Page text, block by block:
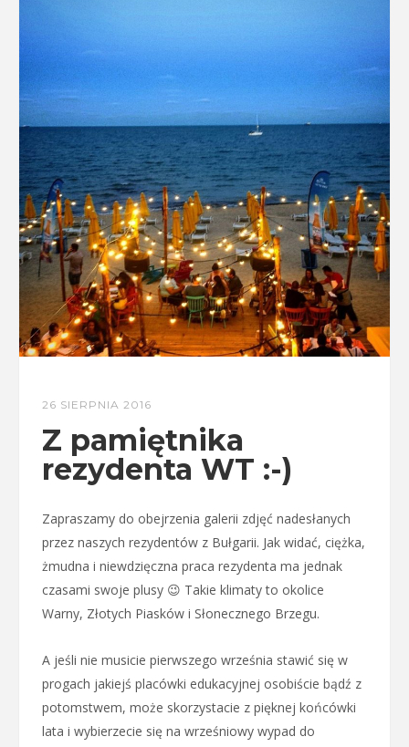
26 SIERPNIA 2016
Z pamiętnika
rezydenta WT :-)
Zapraszamy do obejrzenia galerii zdjęć nadesłanych
przez naszych rezydentów z Bułgarii. Jak widać, ciężka,
żmudna i niewdzięczna praca rezydenta ma jednak
czasami swoje plusy 😉 Takie klimaty to okolice
Warny, Złotych Piasków i Słonecznego Brzegu.
A jeśli nie musicie pierwszego września stawić się w
progach jakiejś placówki edukacyjnej osobiście bądź z
potomstwem, może skorzystacie z pięknej końcówki
lata i wybierzecie się na wrześniowy wypad do